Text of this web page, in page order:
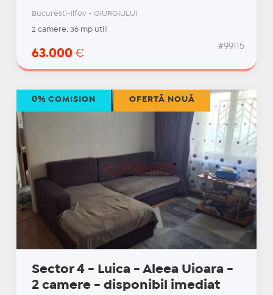
Bucuresti-Ilfov - GIURGIULUI
2 camere, 36 mp utili
63.000 €
#99115
Sector 4 - Luica - Aleea Uioara -
2 camere - disponibil imediat
0% COMISION OFERTĂ NOUĂ